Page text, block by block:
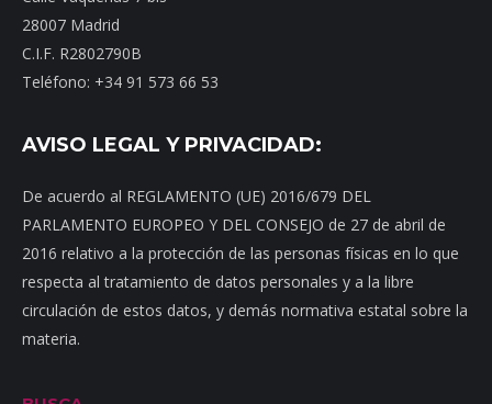
28007 Madrid
C.I.F. R2802790B
Teléfono: +34 91 573 66 53
AVISO LEGAL Y PRIVACIDAD:
De acuerdo al REGLAMENTO (UE) 2016/679 DEL
PARLAMENTO EUROPEO Y DEL CONSEJO de 27 de abril de
2016 relativo a la protección de las personas físicas en lo que
respecta al tratamiento de datos personales y a la libre
circulación de estos datos, y demás normativa estatal sobre la
materia.